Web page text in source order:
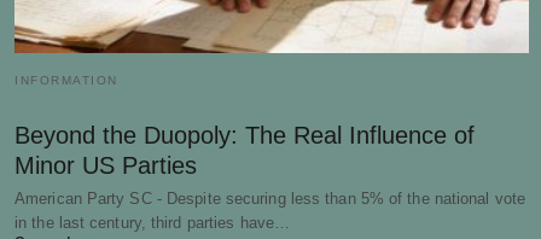
INFORMATION
Beyond the Duopoly: The Real Influence of
Minor US Parties
American Party SC - Despite securing less than 5% of the national vote
in the last century, third parties have…